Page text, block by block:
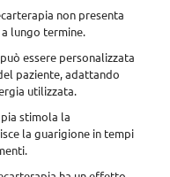
non presenta
lungo termine.
essere personalizzata
paziente, adattando
utilizzata.
stimola la
la guarigione in tempi